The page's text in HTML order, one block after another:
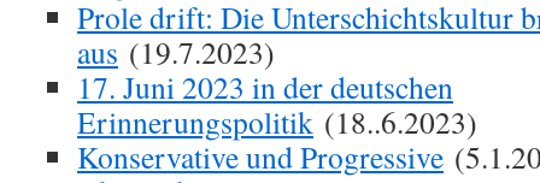
Prole drift: Die Unterschichtskultur
aus (19.7.2023)
17. Juni 2023 in der deutschen
Erinnerungspolitik (18..6.2023)
Konservative und Progressive